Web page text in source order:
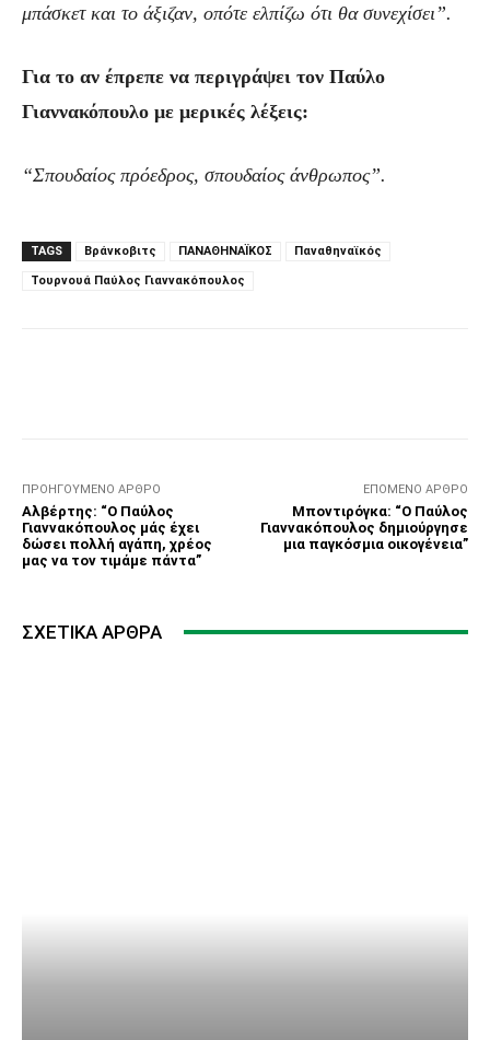
μπάσκετ και το άξιζαν, οπότε ελπίζω ότι θα συνεχίσει”.
Για το αν έπρεπε να περιγράψει τον Παύλο
Γιαννακόπουλο με μερικές λέξεις:
“Σπουδαίος πρόεδρος, σπουδαίος άνθρωπος”.
TAGS Βράνκοβιτς ΠΑΝΑΘΗΝΑΪΚΟΣ Παναθηναϊκός
Τουρνουά Παύλος Γιαννακόπουλος
ΠΡΟΗΓΟΎΜΕΝΟ ΆΡΘΡΟ
Αλβέρτης: “Ο Παύλος
Γιαννακόπουλος μάς έχει
δώσει πολλή αγάπη, χρέος
μας να τον τιμάμε πάντα”
ΕΠΌΜΕΝΟ ΆΡΘΡΟ
Μποντιρόγκα: “Ο Παύλος
Γιαννακόπουλος δημιούργησε
μια παγκόσμια οικογένεια”
ΣΧΕΤΙΚΆ ΆΡΘΡΑ